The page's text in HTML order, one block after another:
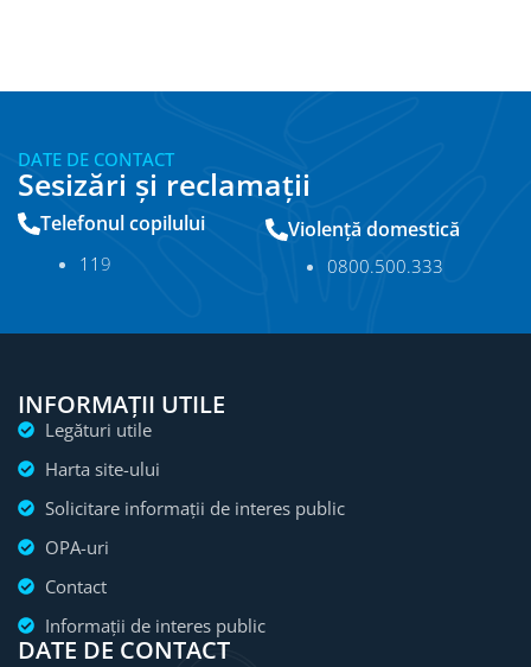
DATE DE CONTACT
Sesizări și reclamații
Telefonul copilului
11 9
Violență domestică
0800.500.333
INFORMAȚII UTILE
Legături utile
Harta site-ului
Solicitare informații de interes public
OPA-uri
Contact
Informații de interes public
DATE DE CONTACT